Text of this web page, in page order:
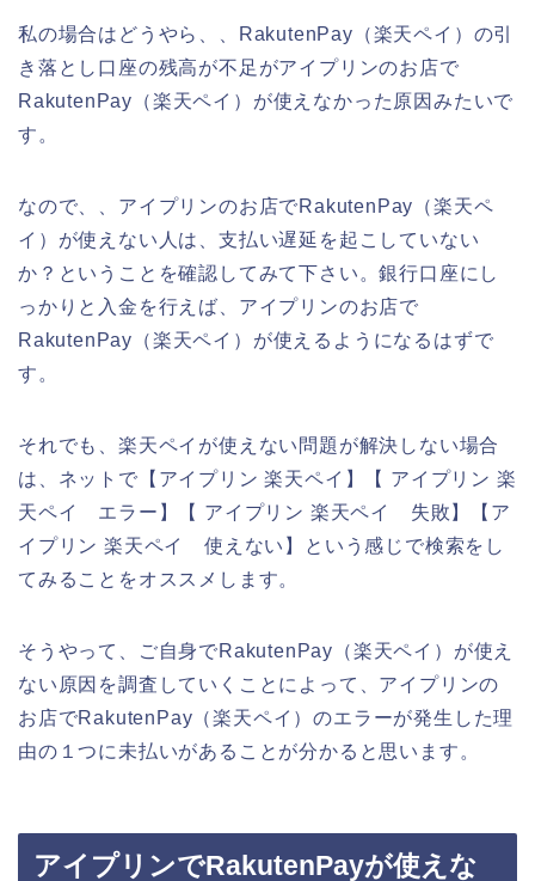
私の場合はどうやら、、RakutenPay（楽天ペイ）の引
き落とし口座の残高が不足がアイプリンのお店で
RakutenPay（楽天ペイ）が使えなかった原因みたいで
す。
なので、、アイプリンのお店でRakutenPay（楽天ペ
イ）が使えない人は、支払い遅延を起こしていない
か？ということを確認してみて下さい。銀行口座にし
っかりと入金を行えば、アイプリンのお店で
RakutenPay（楽天ペイ）が使えるようになるはずで
す。
それでも、楽天ペイが使えない問題が解決しない場合
は、ネットで【アイプリン 楽天ペイ】【 アイプリン 楽
天ペイ エラー】【 アイプリン 楽天ペイ 失敗】【ア
イプリン 楽天ペイ 使えない】という感じで検索をし
てみることをオススメします。
そうやって、ご自身でRakutenPay（楽天ペイ）が使え
ない原因を調査していくことによって、アイプリンの
お店でRakutenPay（楽天ペイ）のエラーが発生した理
由の１つに未払いがあることが分かると思います。
アイプリンでRakutenPayが使えな